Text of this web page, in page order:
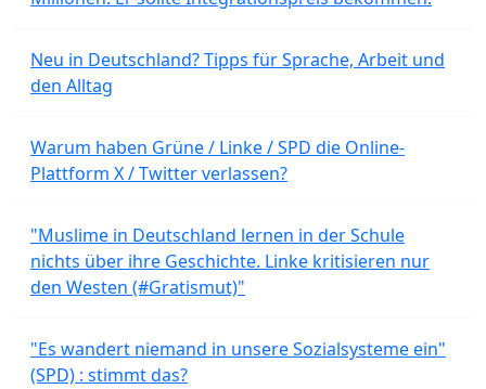
Neu in Deutschland? Tipps für Sprache, Arbeit und
den Alltag
Warum haben Grüne / Linke / SPD die Online-
Plattform X / Twitter verlassen?
"Muslime in Deutschland lernen in der Schule
nichts über ihre Geschichte. Linke kritisieren nur
den Westen (#Gratismut)"
"Es wandert niemand in unsere Sozialsysteme ein"
(SPD) : stimmt das?